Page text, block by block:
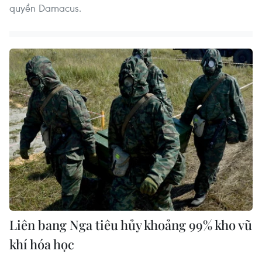
quyền Damacus.
Liên bang Nga tiêu hủy khoảng 99% kho vũ
khí hóa học